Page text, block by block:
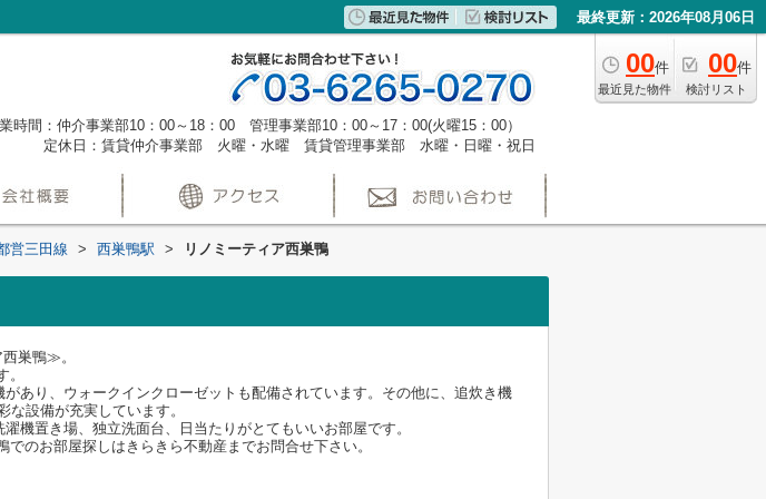
最終更新：2026年08月06日
00件
最近見た物件
00件
検討リスト
時間：仲介事業部10：00～18：00 管理事業部10：00～17：00(火曜15：00）
定休日：賃貸仲介事業部 火曜・水曜 賃貸管理事業部 水曜・日曜・祝日
営三田線 > 西巣鴨駅 > リノミーティア西巣鴨
巣鴨≫。
あり、ウォークインクローゼットも配備されています。その他に、追炊き機
設備が充実しています。
機置き場、独立洗面台、日当たりがとてもいいお部屋です。
のお部屋探しはきらきら不動産までお問合せ下さい。